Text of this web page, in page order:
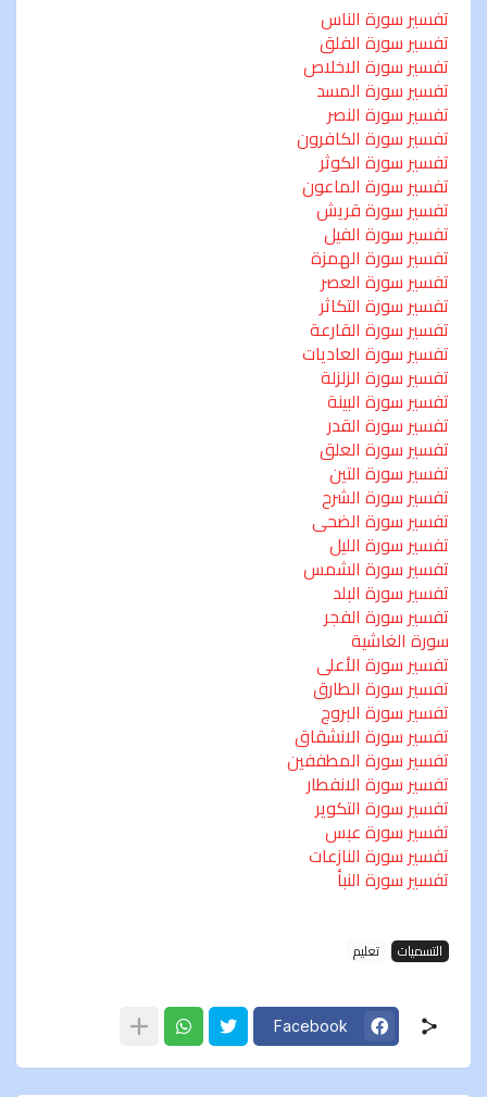
تفسير سورة الناس
تفسير سورة الفلق
تفسير سورة الاخلاص
تفسير سورة المسد
تفسير سورة النصر
تفسير سورة الكافرون
تفسير سورة الكوثر
تفسير سورة الماعون
تفسير سورة قريش
تفسير سورة الفيل
تفسير سورة الهمزة
تفسير سورة العصر
تفسير سورة التكاثر
تفسير سورة القارعة
تفسير سورة العاديات
تفسير سورة الزلزلة
تفسير سورة البينة
تفسير سورة القدر
تفسير سورة العلق
تفسير سورة التين
تفسير سورة الشرح
تفسير سورة الضحى
تفسير سورة الليل
تفسير سورة الشمس
تفسير سورة البلد
تفسير سورة الفجر
سورة الغاشية
تفسير سورة الأعلى
تفسير سورة الطارق
تفسير سورة البروج
تفسير سورة الانشقاق
تفسير سورة المطففين
تفسير سورة الانفطار
تفسير سورة التكوير
تفسير سورة عبس
تفسير سورة النازعات
تفسير سورة النبأ
التسميات تعليم
Facebook